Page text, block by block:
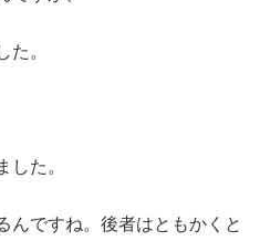
。
た。
んですね。後者はともかくと